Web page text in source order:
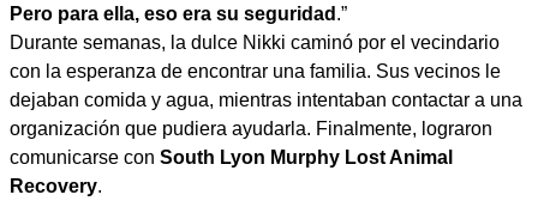
Pero para ella, eso era su seguridad .”
Durante semanas, la dulce Nikki caminó por el vecindario
con la esperanza de encontrar una familia. Sus vecinos le
dejaban comida y agua, mientras intentaban contactar a una
organización que pudiera ayudarla. Finalmente, lograron
comunicarse con South Lyon Murphy Lost Animal
Recovery.